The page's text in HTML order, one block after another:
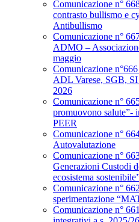
Comunicazione n°
contrasto bullismo e
Antibullismo
Comunicazione n°
ADMO –
maggio
Comunicazione
ADL Varese, SGB,
2026
Comunicazione n°
promuovono
PEER
Comunicazione n°
Autovalutazione
Comunicazione n°
Generazioni Custodi
ecosistema
Comunicazione n°
sperimentazione
Comunicazione n°